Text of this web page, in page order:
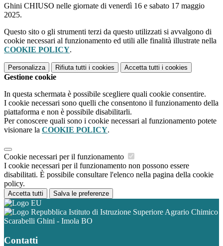
Ghini CHIUSO nelle giornate di venerdì 16 e sabato 17 maggio
2025.
Questo sito o gli strumenti terzi da questo utilizzati si avvalgono di
cookie necessari al funzionamento ed utili alle finalità illustrate nella
COOKIE POLICY.
Personalizza Rifiuta tutti i cookies Accetta tutti i cookies
Gestione cookie
In questa schermata è possibile scegliere quali cookie consentire.
I cookie necessari sono quelli che consentono il funzionamento della
piattaforma e non è possibile disabilitarli.
Per conoscere quali sono i cookie necessari al funzionamento potete
visionare la COOKIE POLICY.
Cookie necessari per il funzionamento
I cookie necessari per il funzionamento non possono essere
disabilitati. È possibile consultare l'elenco nella pagina della cookie
policy.
Accetta tutti Salva le preferenze
Istituto di Istruzione Superiore Agrario Chimico
Scarabelli Ghini - Imola BO
Contatti